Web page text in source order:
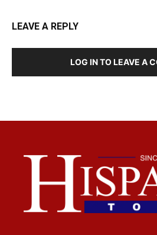
LEAVE A REPLY
LOG IN TO LEAVE A